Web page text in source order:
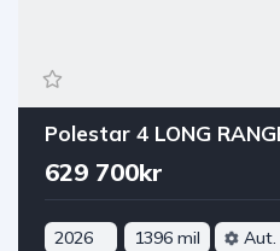
629 700kr
2026 1396 mil Aut.